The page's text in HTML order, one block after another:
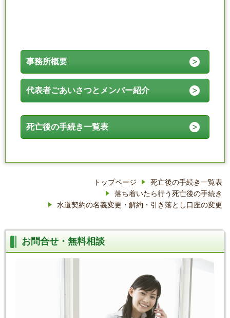
事務所概要
代表者ごあいさつとメンバー紹介
死亡後の手続き一覧表
トップページ
死亡後の手続き一覧表
落ち着いたら行う死亡後の手続き
水道契約の名義変更・解約・引き落とし口座の変更
お問合せ・無料相談